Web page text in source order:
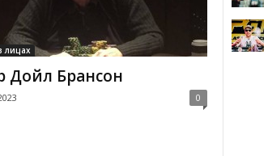
лицах
Дойл Брансон
0